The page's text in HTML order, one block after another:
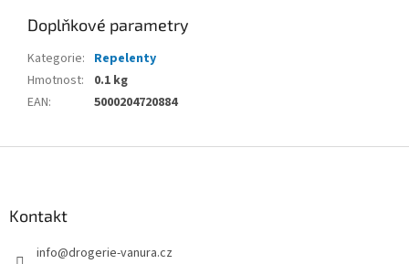
Doplňkové parametry
Kategorie: Repelenty
Hmotnost:
0.1 kg
EAN: 5000204720884
Kontakt
info@drogerie-vanura.cz